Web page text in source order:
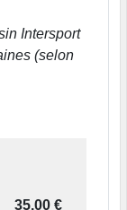
Intersport
(selon